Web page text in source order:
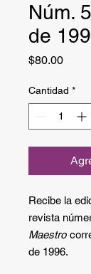
Núm.
de
$80.00Precio
Cantidad *
Recibe la
revista
Maestro
de 1996.